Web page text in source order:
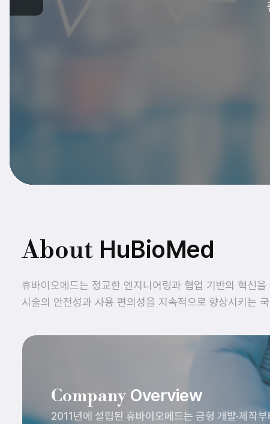
창의적인 아이디
AboutHuBioMed
휴바이오메드는 정교한 엔지니어링과 협업 기반의 혁신을
시술의 안전성과 사용 편의성을 지속적으로 향상시키는
CompanyOverview
2011년에 설립된 휴바이오메드는 금형 개발·제작부